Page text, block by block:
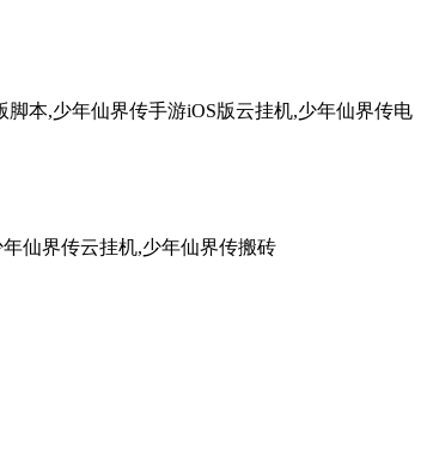
本,少年仙界传手游iOS版云挂机,少年仙界传电
仙界传云挂机,少年仙界传搬砖